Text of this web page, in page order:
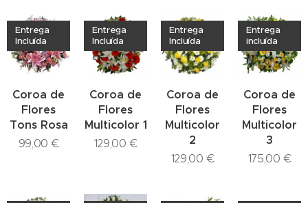
Coroa de
Flores
Tons Rosa
Entrega
Incluída
99,00 €
Coroa de
Flores
Multicolor 1
Entrega
Incluída
129,00 €
Coroa de
Flores
Multicolor
2
Entrega
Incluída
129,00 €
Coroa de
Flores
Multicolor
3
Entrega
incluída
175,00 €